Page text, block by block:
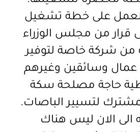
على خطة تشغيل
قرار من مجلس الوزراء
من شركة خاصة لتوفير
عمال وسائقين وغيرهم
حاجة مصلحة سكة
لتسيير الباصات.
الى الان ليس هناك